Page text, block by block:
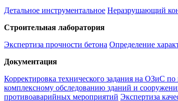
Детальное инструментальное Неразрушающий
Строительная лаборатория
Экспертиза прочности бетона Определение
Документация
Корректировка технического задания на ОЗиС по
комплексному обследованию зданий и
противоаварийных мероприятий Экспертиза